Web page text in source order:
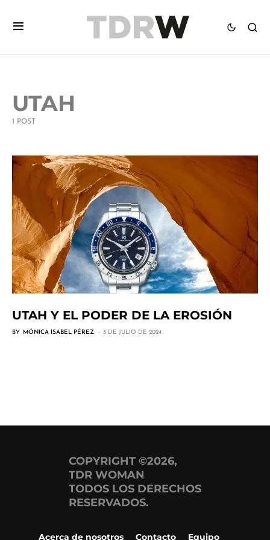
UTAH
1 POST
UTAH Y EL PODER DE LA EROSIÓN
BY MÓNICA ISABEL PÉREZ 3 DE JULIO DE 2024
COPYRIGHT ©2026,
TDR WOMAN
TODOS LOS DERECHOS
RESERVADOS.
Acerca de nosotros Contacto Equipo